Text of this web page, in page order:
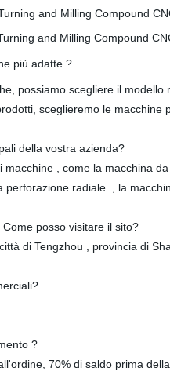
più adatte ?
possiamo scegliere il
sceglieremo le macchine
della vostra azienda?
macchine , come la macchina
perforazione radiale , la
posso visitare il sito?
di Tengzhou , provincia di
?
70% di saldo prima